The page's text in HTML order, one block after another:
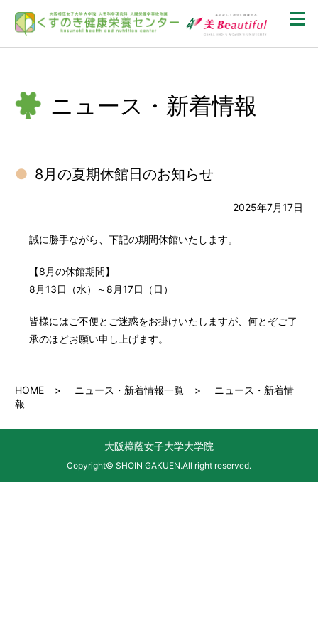
ニュース・新着情報
8月の夏期休館日のお知らせ
2025年7月17日
誠に勝手ながら、下記の期間休館いたします。
【8月の休館期間】
8月13日（水）～8月17日（日）
皆様にはご不便とご迷惑をお掛けいたしますが、何とぞご了
承のほどお願い申し上げます。
HOME ニュース・新着情報一覧
ニュース・新着情
報
大阪樟蔭女子大学大学院
Copyright© SHOIN GAKUEN.All right reserved.